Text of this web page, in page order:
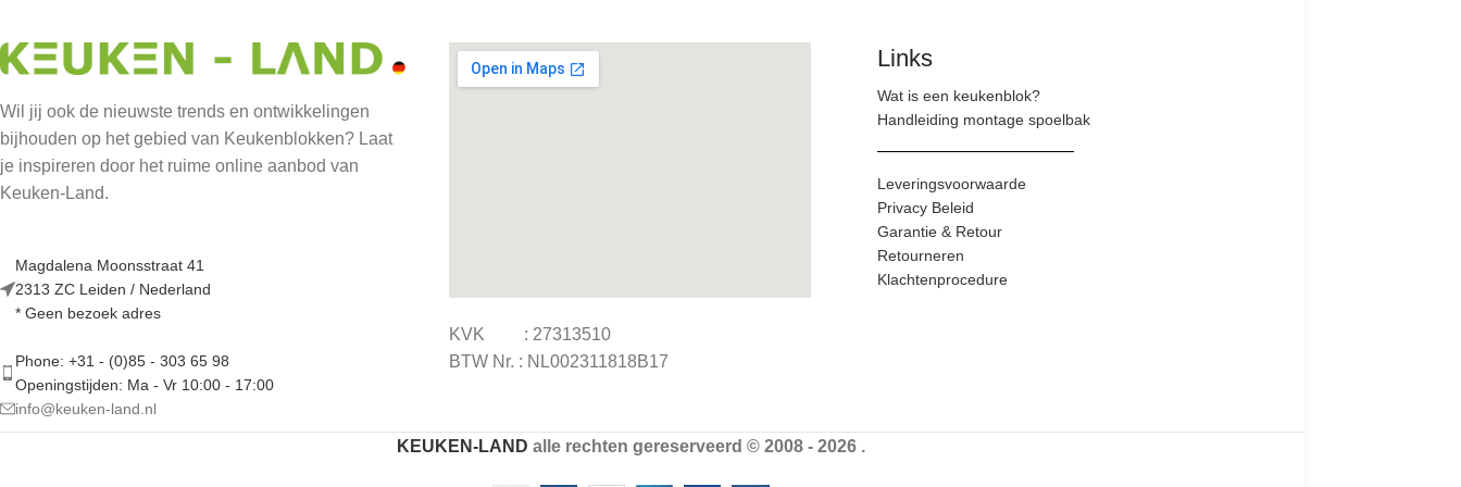
6- Linus - Antraciet
(0)
(0)
Wil jij ook de nieuwste trends en ontwikkelingen
bijhouden op het gebied van Keukenblokken? Laat
je inspireren door het ruime online aanbod van
Keuken-Land.
Magdalena Moonsstraat 41
2313 ZC Leiden / Nederland
* Geen bezoek adres
Phone: +31 - (0)85 - 303 65 98
Openingstijden: Ma - Vr 10:00 - 17:00
info@keuken-land.nl
KVK : 27313510
BTW Nr. : NL002311818B17
Links
Wat is een keukenblok?
Handleiding montage spoelbak
Leveringsvoorwaarde
Privacy Beleid
Garantie & Retour
Retourneren
Klachtenprocedure
KEUKEN-LAND alle rechten gereserveerd © 2008 - 2026 .